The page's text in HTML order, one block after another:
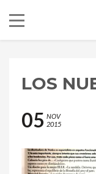
LOS
05 NOV
2015